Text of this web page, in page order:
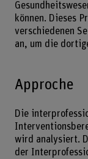
können. Dieses
verschiedenen
an, um die
Approche
Die
wird analysiert.
der